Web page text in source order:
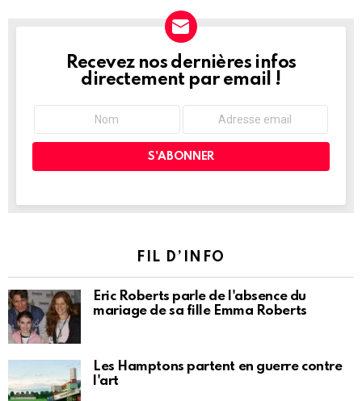
NEWSLETTER
Recevez nos dernières infos
directement par email !
FIL D’INFO
Eric Roberts parle de l'absence du
mariage de sa fille Emma Roberts
Les Hamptons partent en guerre contre
l'art